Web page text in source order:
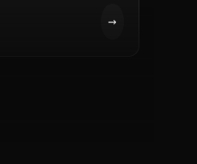
→